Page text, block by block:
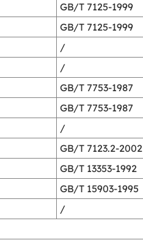
GB/T 7125-1999
GB/T 7125-1999
/
/
GB/T 7753-1987
GB/T 7753-1987
/
GB/T 7123.2-2002
GB/T 13353-1992
GB/T 15903-1995
/